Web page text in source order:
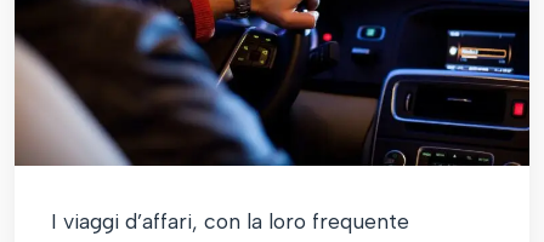
I viaggi d’affari, con la loro frequente